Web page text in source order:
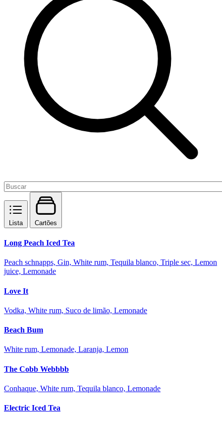
Lista Cartões
Long Peach Iced Tea
Peach schnapps, Gin, White rum, Tequila blanco, Triple sec, Lemon
juice, Lemonade
Love It
Vodka, White rum, Suco de limão, Lemonade
Beach Bum
White rum, Lemonade, Laranja, Lemon
The Cobb Webbbb
Conhaque, White rum, Tequila blanco, Lemonade
Electric Iced Tea